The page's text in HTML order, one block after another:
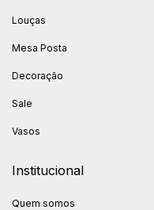
Louças
Mesa Posta
Decoração
Sale
Vasos
Institucional
Quem somos